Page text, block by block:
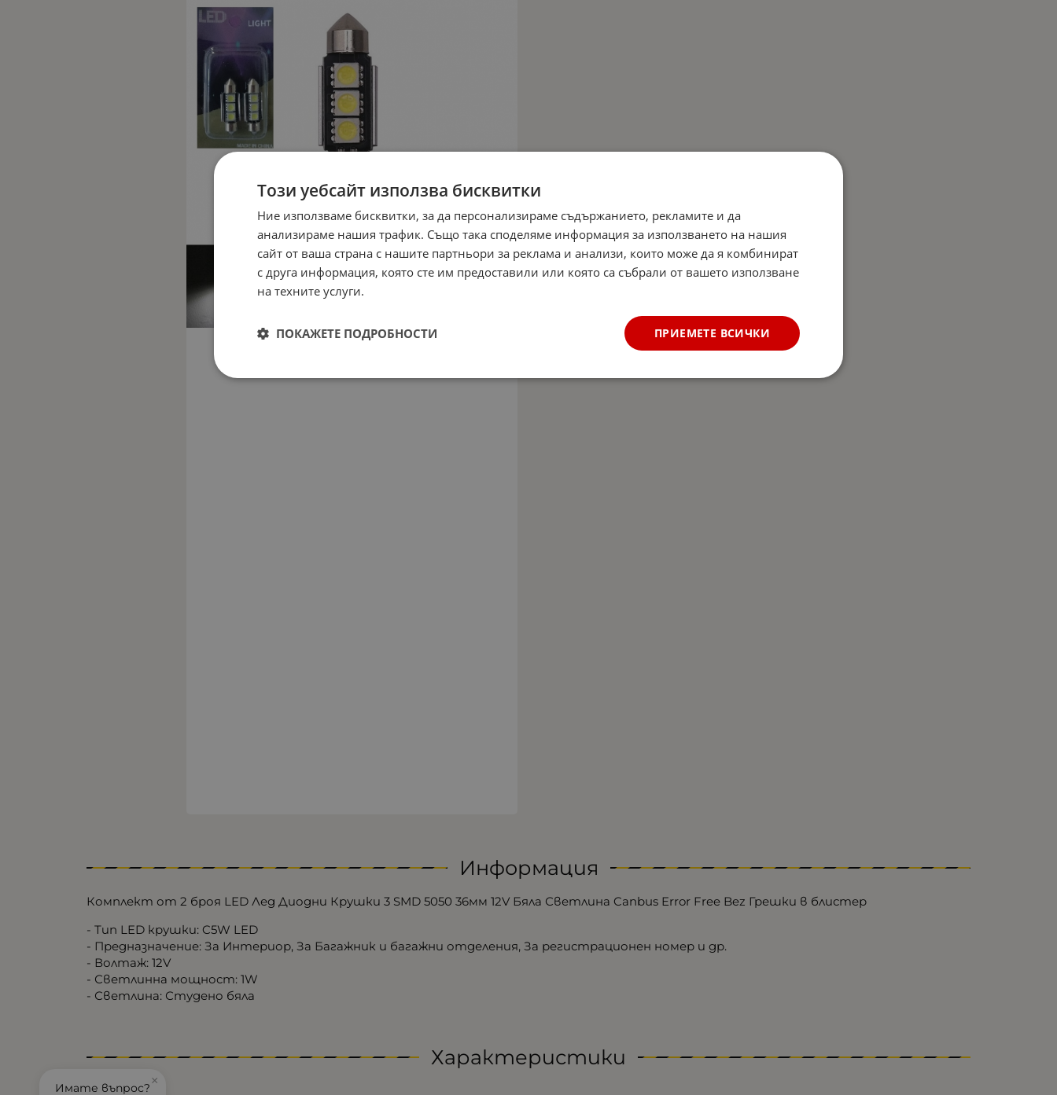
Информация
Комплект от 2 броя LED Лед Диодни Крушки 3 SMD 5050 36мм 12V Бяла Светлина Canbus Error Free Bez Грешки в блистер
- Тип LED крушки: C5W LED
- Предназначение: За Интериор, За Багажник и багажни отделения, За регистрационен номер и др.
- Волтаж: 12V
- Светлинна мощност: 1W
- Светлина: Студено бяла
Характеристики
Този уебсайт използва бисквитки
Ние използваме бисквитки, за да персонализираме съдържанието, рекламите и да
анализираме нашия трафик. Също така споделяме информация за използването на нашия
сайт от ваша страна с нашите партньори за реклама и анализи, които може да я комбинират
с друга информация, която сте им предоставили или която са събрали от вашето използване
на техните услуги.
ПРИЕМЕТЕ ВСИЧКИ
ПОКАЖЕТЕ ПОДРОБНОСТИ
×
Имате въпрос?